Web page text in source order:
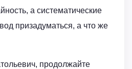
а систематические
призадуматься, а что же
продолжайте